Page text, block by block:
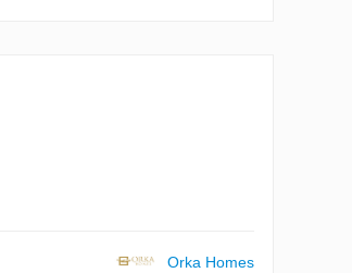
Orka Homes